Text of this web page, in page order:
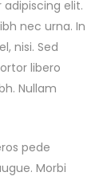
elit.
nec urna. In
nisi. Sed
libero
Nullam
pede
Morbi